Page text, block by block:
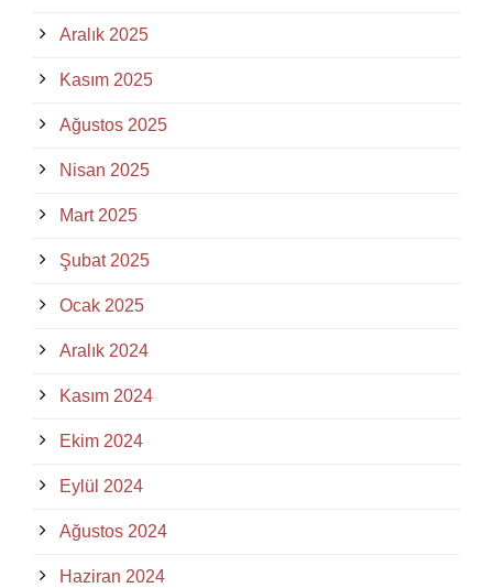
Aralık 2025
Kasım 2025
Ağustos 2025
Nisan 2025
Mart 2025
Şubat 2025
Ocak 2025
Aralık 2024
Kasım 2024
Ekim 2024
Eylül 2024
Ağustos 2024
Haziran 2024